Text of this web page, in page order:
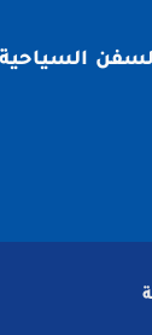
السياحية